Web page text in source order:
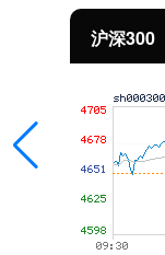
沪深300